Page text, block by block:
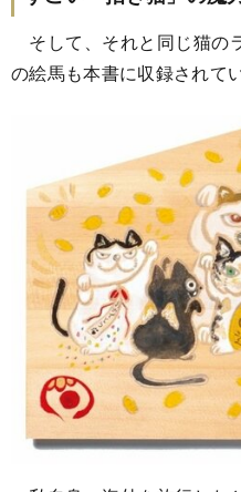
そして、それと同じ猫の
の絵馬も本書に収録されてい